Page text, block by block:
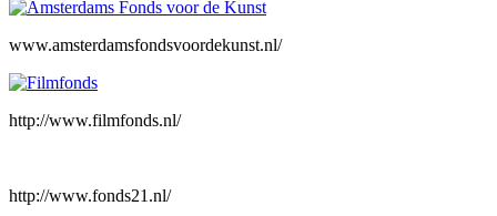
www.amsterdamsfondsvoordekunst.nl/
http://www.filmfonds.nl/
http://www.fonds21.nl/